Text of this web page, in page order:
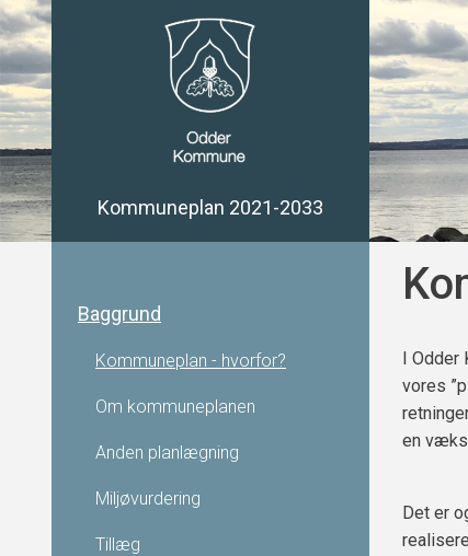
Kommuneplan 2021-2033
Baggrund
Kommuneplan - hvorfor?
Om kommuneplanen
Anden planlægning
Miljøvurdering
Tillæg
I Odder
vores
en
Det er